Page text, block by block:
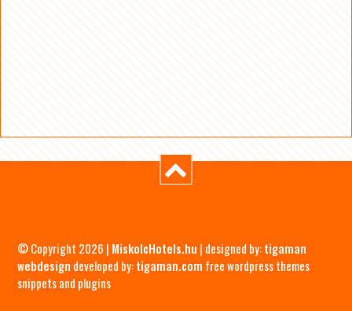
© Copyright 2026 | MiskolcHotels.hu | designed by:tigaman
webdesign developed by:tigaman.com free wordpress themes
snippets and plugins